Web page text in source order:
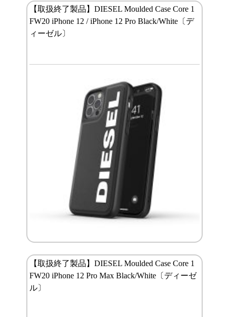
【取扱終了製品】DIESEL Moulded Case Core 1
FW20 iPhone 12 / iPhone 12 Pro Black/White〔デ
ィーゼル〕
【取扱終了製品】DIESEL Moulded Case Core 1
FW20 iPhone 12 Pro Max Black/White〔ディーゼ
ル〕